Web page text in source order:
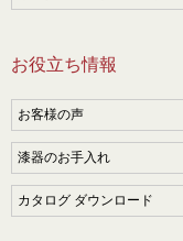
お役立ち情報
お客様の声
漆器のお手入れ
カタログ ダウンロード